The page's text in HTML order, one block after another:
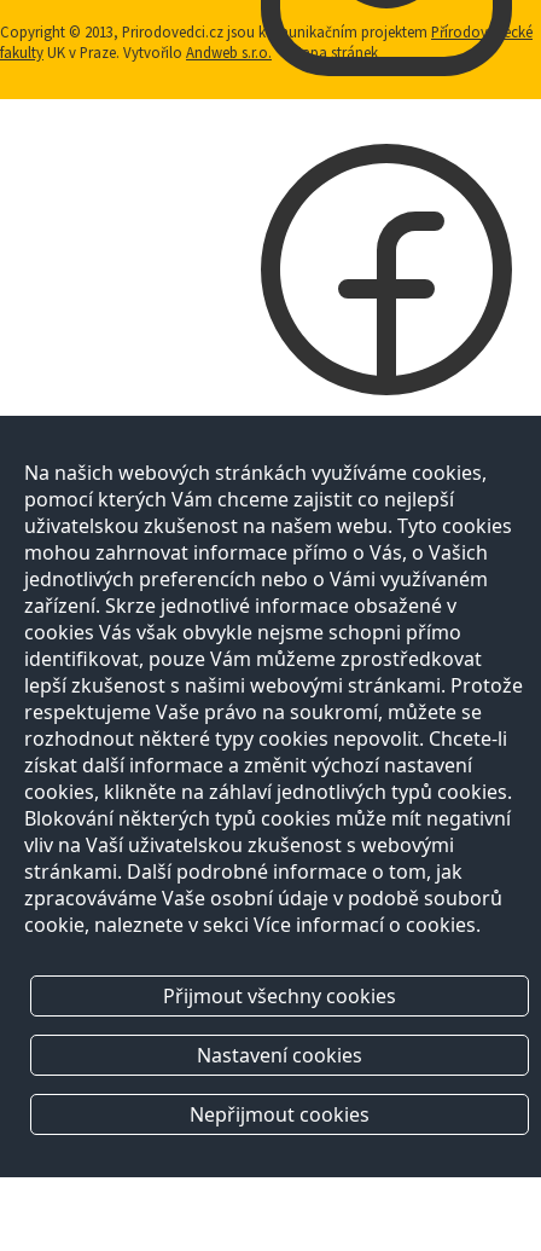
Copyright © 2013, Prirodovedci.cz jsou komunikačním projektem Přírodovědecké
fakultyUK v Praze. Vytvořilo Andweb s.r.o. Mapa stránek
Na našich webových stránkách využíváme cookies,
pomocí kterých Vám chceme zajistit co nejlepší
uživatelskou zkušenost na našem webu. Tyto cookies
mohou zahrnovat informace přímo o Vás, o Vašich
jednotlivých preferencích nebo o Vámi využívaném
zařízení. Skrze jednotlivé informace obsažené v
cookies Vás však obvykle nejsme schopni přímo
identifikovat, pouze Vám můžeme zprostředkovat
lepší zkušenost s našimi webovými stránkami. Protože
respektujeme Vaše právo na soukromí, můžete se
rozhodnout některé typy cookies nepovolit. Chcete-li
získat další informace a změnit výchozí nastavení
cookies, klikněte na záhlaví jednotlivých typů cookies.
Blokování některých typů cookies může mít negativní
vliv na Vaší uživatelskou zkušenost s webovými
stránkami. Další podrobné informace o tom, jak
zpracováváme Vaše osobní údaje v podobě souborů
cookie, naleznete v sekci Více informací o cookies.
Přijmout všechny cookies
Nastavení cookies
Nepřijmout cookies